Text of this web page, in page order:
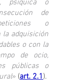
psíquica o
de
o
la adquisición
o con la
de ocio,
públicas o
» (art. 2.1 ).